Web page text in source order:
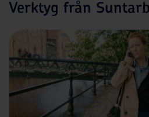
Verktyg från